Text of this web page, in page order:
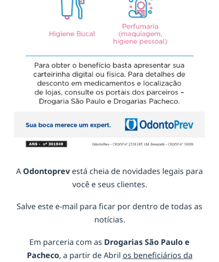
A Odontoprev está cheia de novidades legais para
você e seus clientes.
Salve este e-mail para ficar por dentro de todas as
notícias.
Em parceria com as Drogarias São Paulo e
Pacheco, a partir de Abril os beneficiários da